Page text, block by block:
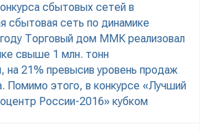
сбытовых сетей в
сбытовая сеть по динамике
Торговый дом ММК реализовал
свыше 1 млн. тонн
на 21% превысив уровень продаж
Помимо этого, в конкурсе «Лучший
России-2016» кубком